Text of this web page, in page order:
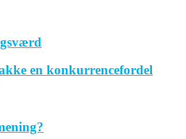
en konkurrencefordel